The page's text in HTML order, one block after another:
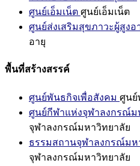
ศูนย์เอ็มเน็ต ศูนย์เอ็มเน็ต
ศูนย์ส่งเสริมสุขภาวะผู้สูงอ
อายุ
พื้นที่สร้างสรรค์
ศูนย์พันธกิจเพื่อสังคม ศูนย์
ศูนย์กีฬาแห่งจุฬาลงกรณ์ม
จุฬาลงกรณ์มหาวิทยาลัย
ธรรมสถานจุฬาลงกรณ์มห
จุฬาลงกรณ์มหาวิทยาลัย